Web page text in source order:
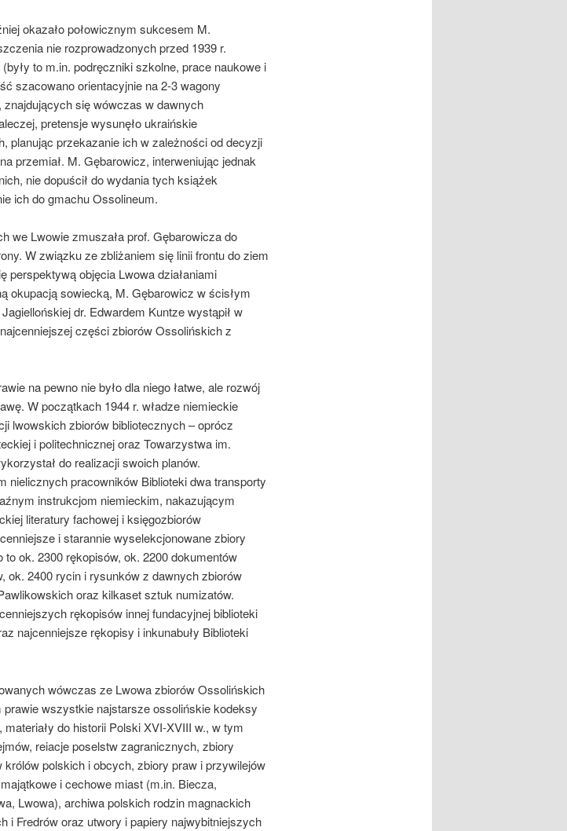
okazało połowicznym sukcesem M.
nie rozprowadzonych przed 1939 r.
to m.in. podręczniki szkolne, prace naukowe i
szacowano orientacyjnie na 2-3 wagony
się wówczas w dawnych
pretensje wysunęło ukraińskie
planując przekazanie ich w zależności od decyzji
przemiał. M. Gębarowicz, interweniując jednak
nie dopuścił do wydania tych książek
ich do gmachu Ossolineum.
we Lwowie zmuszała prof. Gębarowicza do
W związku ze zbliżaniem się linii frontu do ziem
perspektywą objęcia Lwowa działaniami
okupacją sowiecką, M. Gębarowicz w ścisłym
dr. Edwardem Kuntze wystąpił w
części zbiorów Ossolińskich z
na pewno nie było dla niego łatwe, ale rozwój
W początkach 1944 r. władze niemieckie
lwowskich zbiorów bibliotecznych – oprócz
i politechnicznej oraz Towarzystwa im.
do realizacji swoich planów.
nielicznych pracowników Biblioteki dwa transporty
instrukcjom niemieckim, nakazującym
literatury fachowej i księgozbiorów
i starannie wyselekcjonowane zbiory
ok. 2300 rękopisów, ok. 2200 dokumentów
ok. 2400 rycin i rysunków z dawnych zbiorów
oraz kilkaset sztuk numizatów.
rękopisów innej fundacyjnej biblioteki
najcenniejsze rękopisy i inkunabuły Biblioteki
wówczas ze Lwowa zbiorów Ossolińskich
prawie wszystkie najstarsze ossolińskie kodeksy
do historii Polski XVI-XVIII w., w tym
reiacje poselstw zagranicznych, zbiory
polskich i obcych, zbiory praw i przywilejów
i cechowe miast (m.in. Biecza,
Lwowa), archiwa polskich rodzin magnackich
i Fredrów oraz utwory i papiery najwybitniejszych